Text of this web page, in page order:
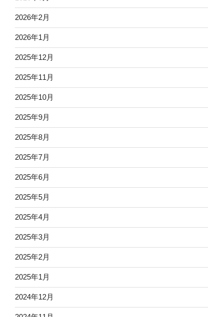
2026年2月
2026年1月
2025年12月
2025年11月
2025年10月
2025年9月
2025年8月
2025年7月
2025年6月
2025年5月
2025年4月
2025年3月
2025年2月
2025年1月
2024年12月